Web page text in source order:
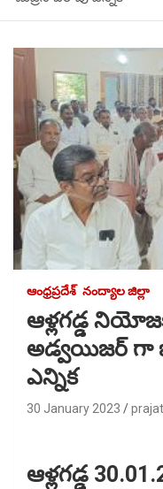
ఆంధ్రప్రదేశ్ నంద్యాల జిల్లా
ఆళ్లగడ్డ
అడ్వయిజర్ గా
ఎన్నిక
30 January 2023
ఆళ్లగడ్డ